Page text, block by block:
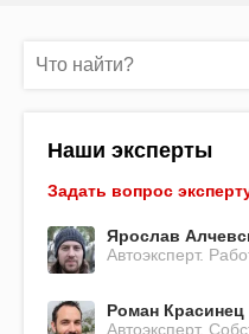
Наши эксперты
Задать вопрос
Ярослав
Автоэксперт.
Роман Красинец
Автоэксперт.